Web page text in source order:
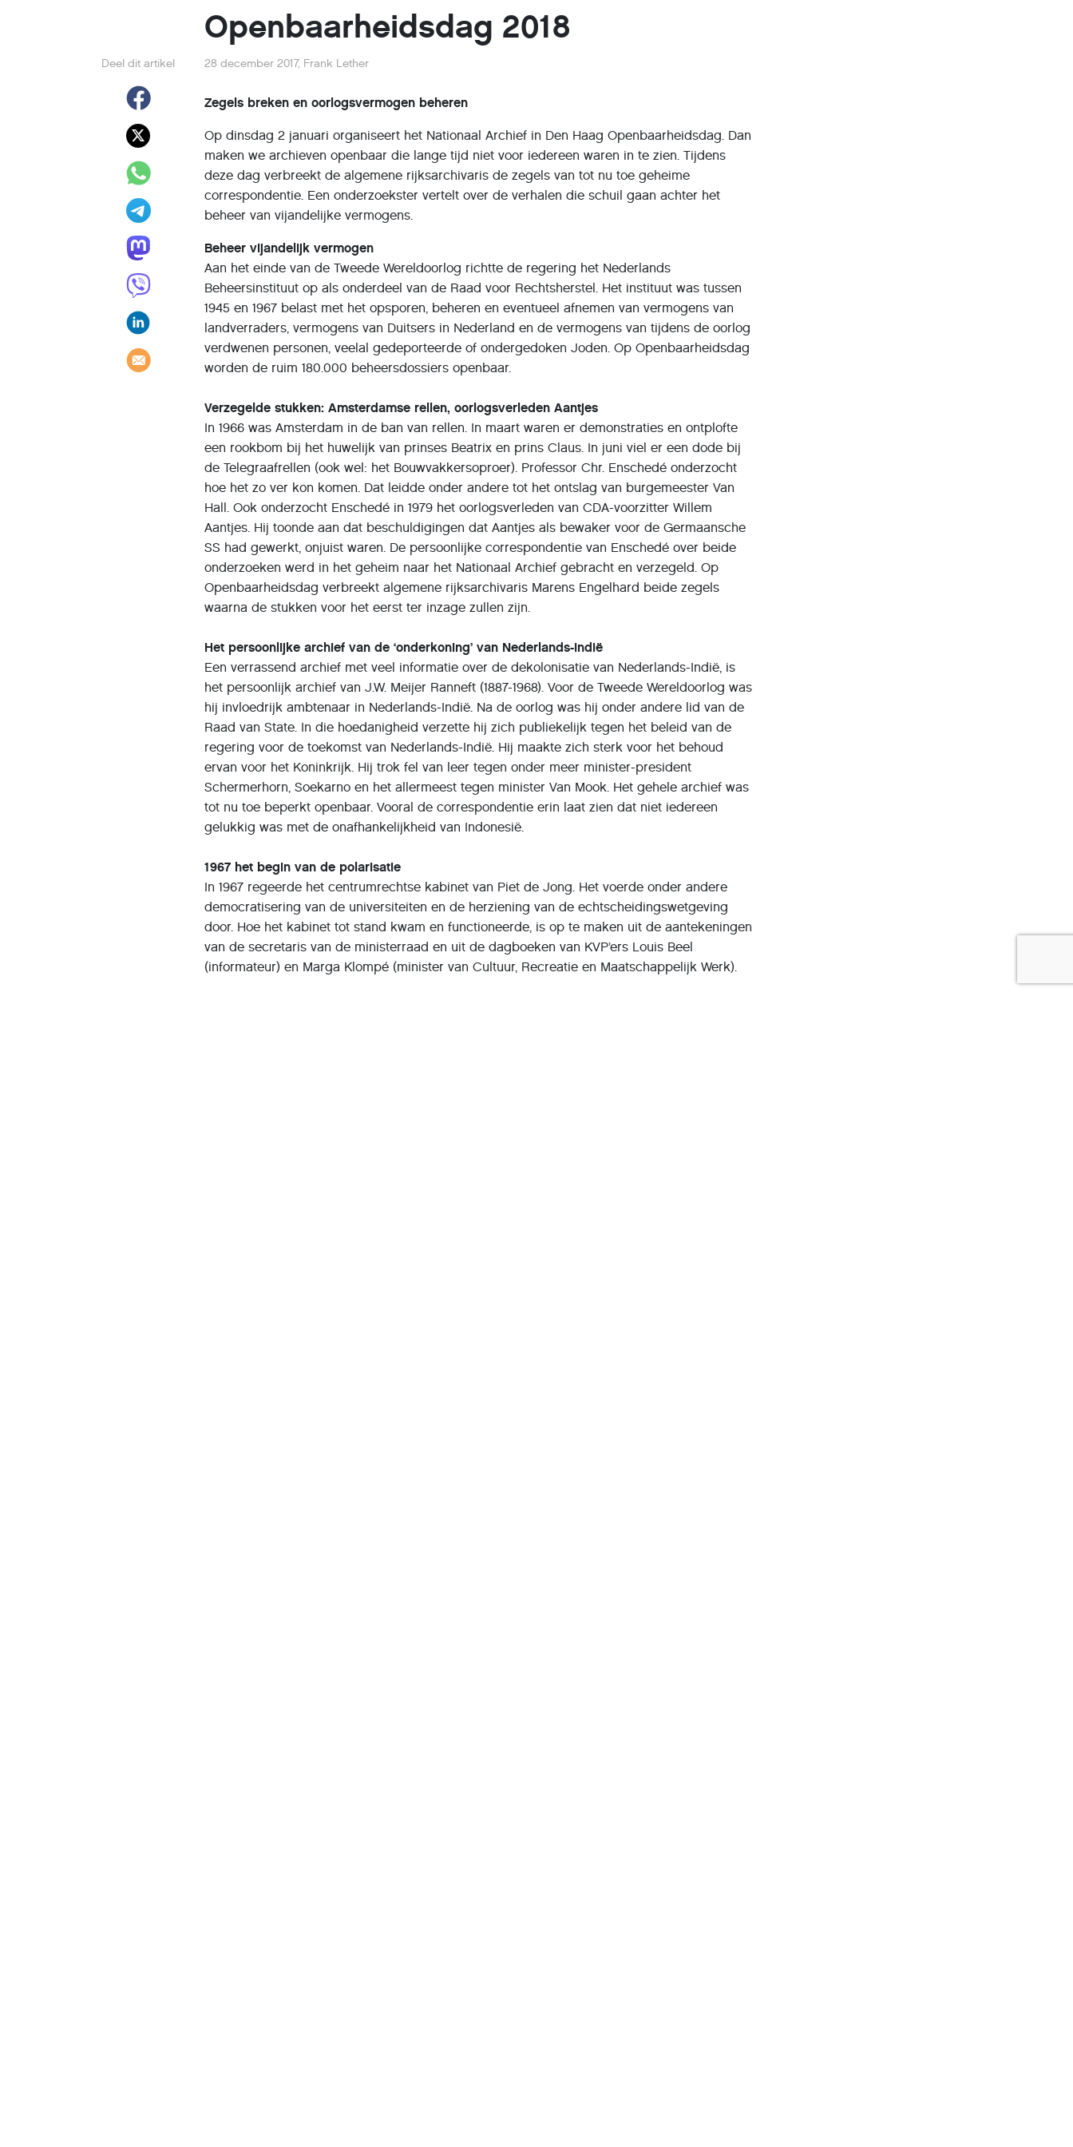
Openbaarheidsdag 2018
Deel dit artikel 28 december 2017, Frank Lether
Zegels breken en oorlogsvermogen beheren
Op dinsdag 2 januari organiseert het Nationaal Archief in Den Haag Openbaarheidsdag. Dan
maken we archieven openbaar die lange tijd niet voor iedereen waren in te zien. Tijdens
deze dag verbreekt de algemene rijksarchivaris de zegels van tot nu toe geheime
correspondentie. Een onderzoekster vertelt over de verhalen die schuil gaan achter het
beheer van vijandelijke vermogens.
Beheer vijandelijk vermogen
Aan het einde van de Tweede Wereldoorlog richtte de regering het Nederlands
Beheersinstituut op als onderdeel van de Raad voor Rechtsherstel. Het instituut was tussen
1945 en 1967 belast met het opsporen, beheren en eventueel afnemen van vermogens van
landverraders, vermogens van Duitsers in Nederland en de vermogens van tijdens de oorlog
verdwenen personen, veelal gedeporteerde of ondergedoken Joden. Op Openbaarheidsdag
worden de ruim 180.000 beheersdossiers openbaar.
Verzegelde stukken: Amsterdamse rellen, oorlogsverleden Aantjes
In 1966 was Amsterdam in de ban van rellen. In maart waren er demonstraties en ontplofte
een rookbom bij het huwelijk van prinses Beatrix en prins Claus. In juni viel er een dode bij
de Telegraafrellen (ook wel: het Bouwvakkersoproer). Professor Chr. Enschedé onderzocht
hoe het zo ver kon komen. Dat leidde onder andere tot het ontslag van burgemeester Van
Hall. Ook onderzocht Enschedé in 1979 het oorlogsverleden van CDA-voorzitter Willem
Aantjes. Hij toonde aan dat beschuldigingen dat Aantjes als bewaker voor de Germaansche
SS had gewerkt, onjuist waren. De persoonlijke correspondentie van Enschedé over beide
onderzoeken werd in het geheim naar het Nationaal Archief gebracht en verzegeld. Op
Openbaarheidsdag verbreekt algemene rijksarchivaris Marens Engelhard beide zegels
waarna de stukken voor het eerst ter inzage zullen zijn.
Het persoonlijke archief van de ‘onderkoning’ van Nederlands-Indië
Een verrassend archief met veel informatie over de dekolonisatie van Nederlands-Indië, is
het persoonlijk archief van J.W. Meijer Ranneft (1887-1968). Voor de Tweede Wereldoorlog was
hij invloedrijk ambtenaar in Nederlands-Indië. Na de oorlog was hij onder andere lid van de
Raad van State. In die hoedanigheid verzette hij zich publiekelijk tegen het beleid van de
regering voor de toekomst van Nederlands-Indië. Hij maakte zich sterk voor het behoud
ervan voor het Koninkrijk. Hij trok fel van leer tegen onder meer minister-president
Schermerhorn, Soekarno en het allermeest tegen minister Van Mook. Het gehele archief was
tot nu toe beperkt openbaar. Vooral de correspondentie erin laat zien dat niet iedereen
gelukkig was met de onafhankelijkheid van Indonesië.
1967 het begin van de polarisatie
In 1967 regeerde het centrumrechtse kabinet van Piet de Jong. Het voerde onder andere
democratisering van de universiteiten en de herziening van de echtscheidingswetgeving
door. Hoe het kabinet tot stand kwam en functioneerde, is op te maken uit de aantekeningen
van de secretaris van de ministerraad en uit de dagboeken van KVP’ers Louis Beel
(informateur) en Marga Klompé (minister van Cultuur, Recreatie en Maatschappelijk Werk).